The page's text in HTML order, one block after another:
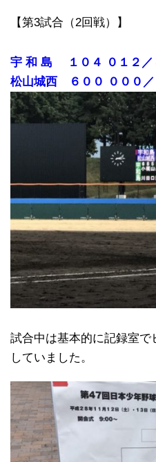
【第3試合（2回戦）】
宇 和 島 １０４ ０１２／
松山城西 ６００ ０００／
試合中は基本的に記録室
していました。